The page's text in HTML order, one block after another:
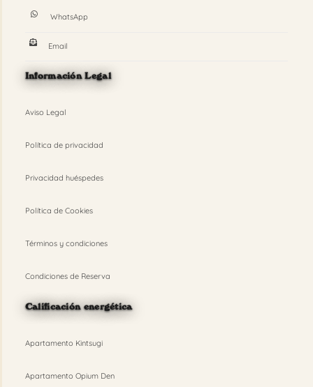
WhatsApp
Email
Información Legal
Aviso Legal
Política de privacidad
Privacidad huéspedes
Política de Cookies
Términos y condiciones
Condiciones de Reserva
Calificación energética
Apartamento Kintsugi
Apartamento Opium Den